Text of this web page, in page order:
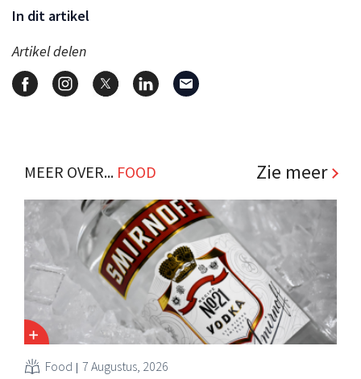
In dit artikel
Artikel delen
MEER OVER... FOOD Zie meer
Food 7 Augustus, 2026